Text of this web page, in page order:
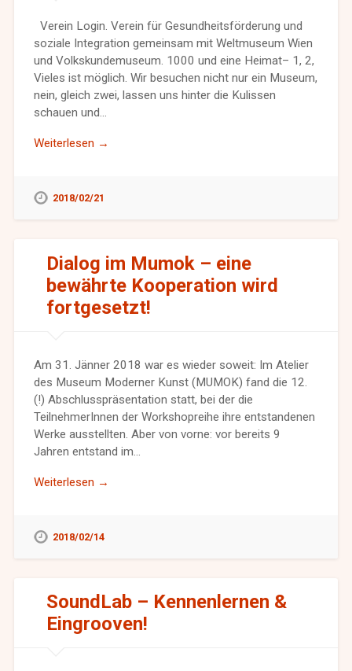
Verein Login. Verein für Gesundheitsförderung und
soziale Integration gemeinsam mit Weltmuseum Wien
und Volkskundemuseum. 1000 und eine Heimat– 1, 2,
Vieles ist möglich. Wir besuchen nicht nur ein Museum,
nein, gleich zwei, lassen uns hinter die Kulissen
schauen und…
Weiterlesen →
2018/02/21
Dialog im Mumok – eine
bewährte Kooperation wird
fortgesetzt!
Am 31. Jänner 2018 war es wieder soweit: Im Atelier
des Museum Moderner Kunst (MUMOK) fand die 12.
(!) Abschlusspräsentation statt, bei der die
TeilnehmerInnen der Workshopreihe ihre entstandenen
Werke ausstellten. Aber von vorne: vor bereits 9
Jahren entstand im…
Weiterlesen →
2018/02/14
SoundLab – Kennenlernen &
Eingrooven!